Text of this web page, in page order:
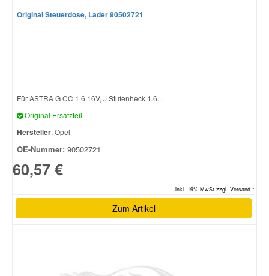
Original Steuerdose, Lader 90502721
Für ASTRA G CC 1.6 16V, J Stufenheck 1.6...
Original Ersatzteil
Hersteller: Opel
OE-Nummer: 90502721
60,57 €
inkl. 19% MwSt.zzgl. Versand *
Zum Artikel